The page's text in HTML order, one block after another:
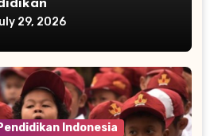
29, 2026
Indonesia